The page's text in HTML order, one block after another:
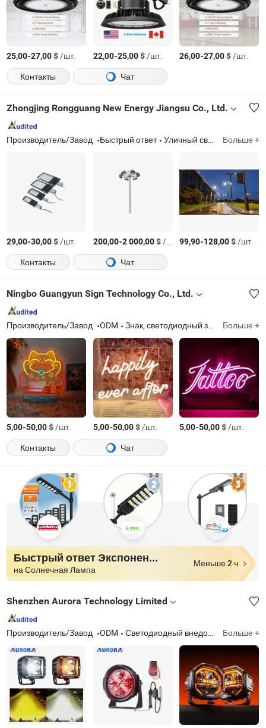
25,00-27,00$/шт. 22,00-25,00$/шт. 26,00-27,00$/шт.
Контакты
Чат
Zhongjing Rongguang New Energy Jiangsu Co., Ltd.
Производитель/Завод Быстрый ответ Уличный светильник Больше +
29,00-30,00$/шт. 200,00-2 000,00$/шт. 99,90-128,00$/шт.
Контакты
Чат
Ningbo Guangyun Sign Technology Co., Ltd.
Производитель/Завод ODM Знак, светодиодный знак, индивидуальная металлическая табличка Больше +
5,00-50,00$/шт. 5,00-50,00$/шт. 5,00-50,00$/шт.
Контакты
Чат
Быстрый ответ Экспоненты
на Солнечная Лампа
Меньше 2 ч
Shenzhen Aurora Technology Limited
Производитель/Завод ODM Светодиодный внедорожный свет, светодиодный мотоциклетный свет, автомобильная фара Больше +